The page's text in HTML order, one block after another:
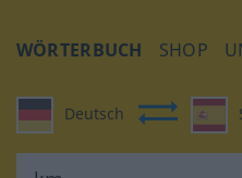
WÖRTERBUCH SHOP
Deutsch